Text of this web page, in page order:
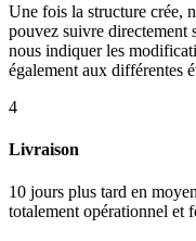
Une fois la structure crée,
pouvez suivre directement
nous indiquer les
également aux différentes
4
Livraison
10 jours plus tard en
totalement opérationnel et